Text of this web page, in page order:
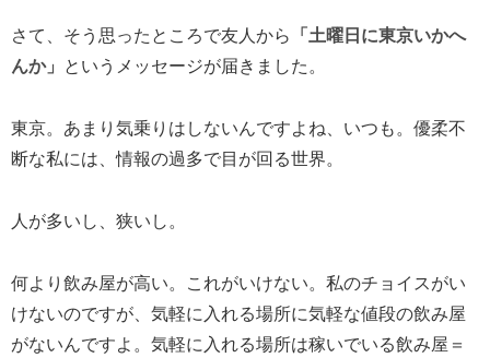
さて、そう思ったところで友人から
「土曜日に東京いかへ
んか」
というメッセージが届きました。
東京。あまり気乗りはしないんですよね、いつも。優柔不
断な私には、情報の過多で目が回る世界。
人が多いし、狭いし。
何より飲み屋が高い。これがいけない。私のチョイスがい
けないのですが、気軽に入れる場所に気軽な値段の飲み屋
がないんですよ。気軽に入れる場所は稼いでいる飲み屋＝